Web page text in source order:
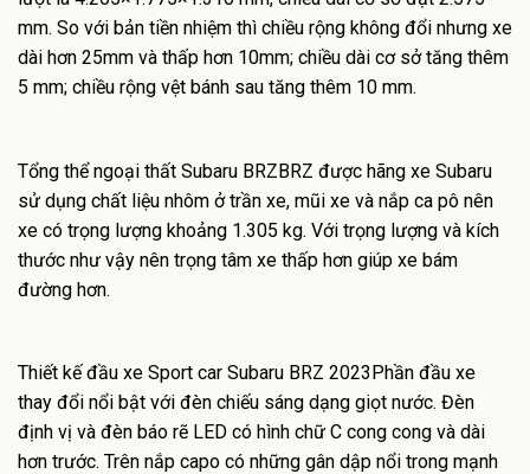
mm. So với bản tiền nhiệm thì chiều rộng không đổi nhưng xe
dài hơn 25mm và thấp hơn 10mm; chiều dài cơ sở tăng thêm
5 mm; chiều rộng vệt bánh sau tăng thêm 10 mm.
Tổng thể ngoại thất Subaru BRZBRZ được hãng xe Subaru
sử dụng chất liệu nhôm ở trần xe, mũi xe và nắp ca pô nên
xe có trọng lượng khoảng 1.305 kg. Với trọng lượng và kích
thước như vậy nên trọng tâm xe thấp hơn giúp xe bám
đường hơn.
Thiết kế đầu xe Sport car Subaru BRZ 2023Phần đầu xe
thay đổi nổi bật với đèn chiếu sáng dạng giọt nước. Đèn
định vị và đèn báo rẽ LED có hình chữ C cong cong và dài
hơn trước. Trên nắp capo có những gân dập nổi trong mạnh